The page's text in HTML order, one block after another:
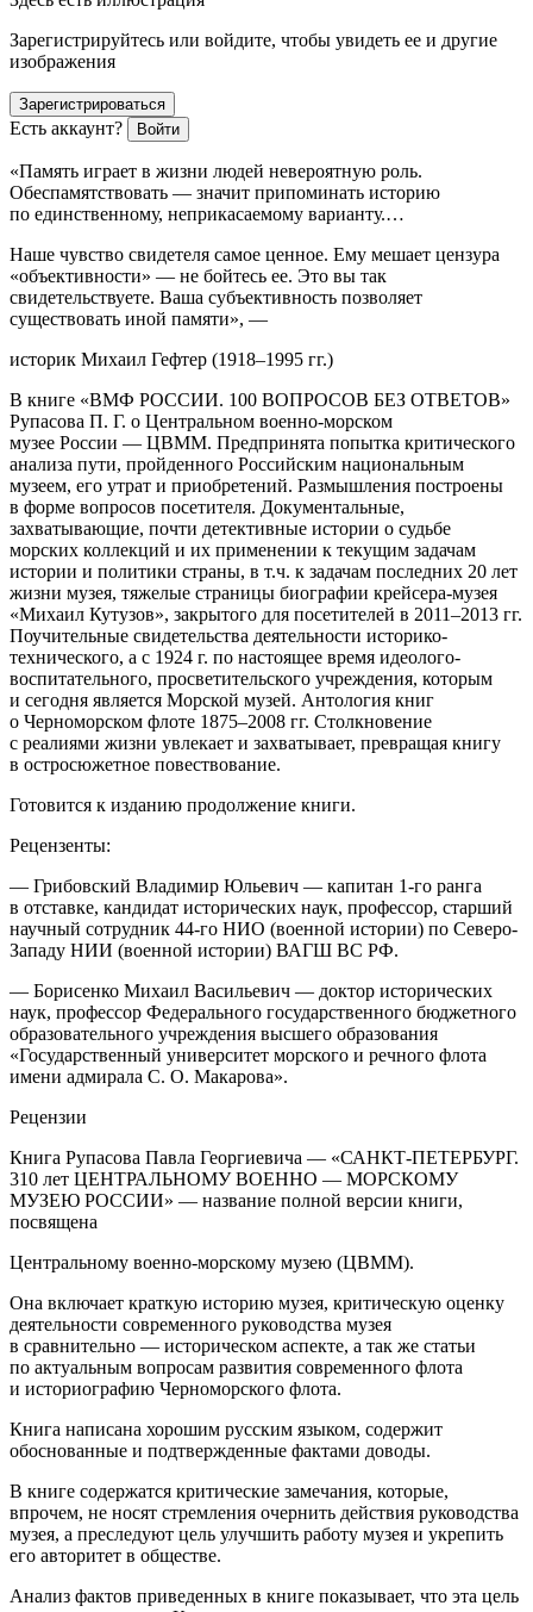
Зарегистрируйтесь или войдите, чтобы увидеть ее и другие
изображения
Зарегистрироваться
Есть аккаунт? Войти
«Память играет в жизни людей невероятную роль.
Обеспамятствовать — значит припоминать историю
по единственному, неприкасаемому варианту.…
Наше чувство свидетеля самое ценное. Ему мешает цензура
«объективности» — не бойтесь ее. Это вы так
свидетельствуете. Ваша субъективность позволяет
существовать иной памяти», —
историк Михаил Гефтер (1918–1995 гг.)
В книге «ВМФ РОССИИ. 100 ВОПРОСОВ БЕЗ ОТВЕТОВ»
Рупасова П. Г. о Центральном военно-морском
музее России — ЦВММ. Предпринята попытка критического
анализа пути, пройденного Российским национальным
музеем, его утрат и приобретений. Размышления построены
в форме вопросов посетителя. Документальные,
захватывающие, почти детективные истории о судьбе
морских коллекций и их применении к текущим задачам
истории и политики страны, в т.ч. к задачам последних 20 лет
жизни музея, тяжелые страницы биографии крейсера-музея
«Михаил Кутузов», закрытого для посетителей в 2011–2013 гг.
Поучительные свидетельства деятельности историко-
технического, а с 1924 г. по настоящее время идеолого-
воспитательного, просветительского учреждения, которым
и сегодня является Морской музей. Антология книг
о Черноморском флоте 1875–2008 гг. Столкновение
с реалиями жизни увлекает и захватывает, превращая книгу
в остросюжетное повествование.
Готовится к изданию продолжение книги.
Рецензенты:
— Грибовский Владимир Юльевич — капитан 1-го ранга
в отставке, кандидат исторических наук, профессор, старший
научный сотрудник 44-го НИО (военной истории) по Северо-
Западу НИИ (военной истории) ВАГШ ВС РФ.
— Борисенко Михаил Васильевич — доктор исторических
наук, профессор Федерального государственного бюджетного
образовательного учреждения высшего образования
«Государственный университет морского и речного флота
имени адмирала С. О. Макарова».
Рецензии
Книга Рупасова Павла Георгиевича — «САНКТ-ПЕТЕРБУРГ.
310 лет ЦЕНТРАЛЬНОМУ ВОЕННО — МОРСКОМУ
МУЗЕЮ РОССИИ» — название полной версии книги,
посвящена
Центральному военно-морскому музею (ЦВММ).
Она включает краткую историю музея, критическую оценку
деятельности современного руководства музея
в сравнительно — историческом аспекте, а так же статьи
по актуальным вопросам развития современного флота
и историографию Черноморского флота.
Книга написана хорошим русским языком, содержит
обоснованные и подтвержденные фактами доводы.
В книге содержатся критические замечания, которые,
впрочем, не носят стремления очернить действия руководства
музея, а преследуют цель улучшить работу музея и укрепить
его авторитет в обществе.
Анализ фактов приведенных в книге показывает, что эта цель